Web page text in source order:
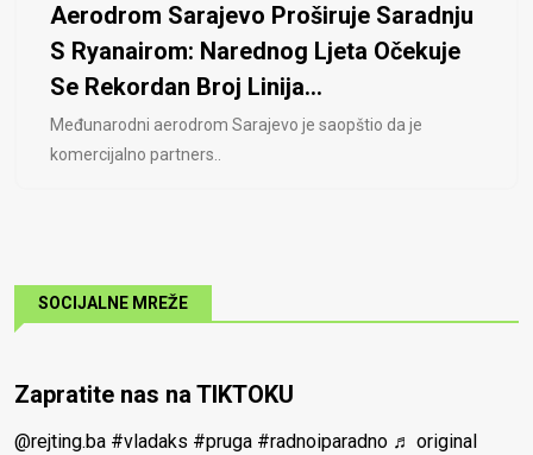
Aerodrom Sarajevo Proširuje Saradnju
S Ryanairom: Narednog Ljeta Očekuje
Se Rekordan Broj Linija...
Međunarodni aerodrom Sarajevo je saopštio da je
komercijalno partners..
SOCIJALNE MREŽE
Zapratite nas na TIKTOKU
@rejting.ba #vladaks #pruga #radnoiparadno ♬ original